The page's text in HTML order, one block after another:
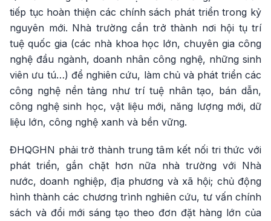
tiếp tục hoàn thiện các chính sách phát triển trong kỷ
nguyên mới. Nhà trường cần trở thành nơi hội tụ trí
tuệ quốc gia (các nhà khoa học lớn, chuyên gia công
nghệ đầu ngành, doanh nhân công nghệ, những sinh
viên ưu tú…) để nghiên cứu, làm chủ và phát triển các
công nghệ nền tảng như trí tuệ nhân tạo, bán dẫn,
công nghệ sinh học, vật liệu mới, năng lượng mới, dữ
liệu lớn, công nghệ xanh và bền vững.
ĐHQGHN phải trở thành trung tâm kết nối tri thức với
phát triển, gắn chặt hơn nữa nhà trường với Nhà
nước, doanh nghiệp, địa phương và xã hội; chủ động
hình thành các chương trình nghiên cứu, tư vấn chính
sách và đổi mới sáng tạo theo đơn đặt hàng lớn của